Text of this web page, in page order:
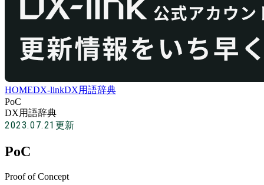
HOMEDX-linkDX用語辞典
PoC
DX用語辞典
2023.07.21 更新
PoC
Proof of Concept